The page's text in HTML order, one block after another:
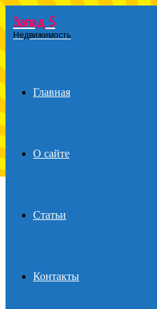
Menu
Запад 5
Недвижимость
Главная
О сайте
Статьи
Контакты